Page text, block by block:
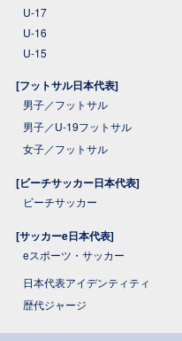
U-17
U-16
U-15
[フットサル日本代表]
男子／フットサル
男子／U-19フットサル
女子／フットサル
[ビーチサッカー日本代表]
ビーチサッカー
[サッカーe日本代表]
eスポーツ・サッカー
日本代表アイデンティティ
歴代ジャージ